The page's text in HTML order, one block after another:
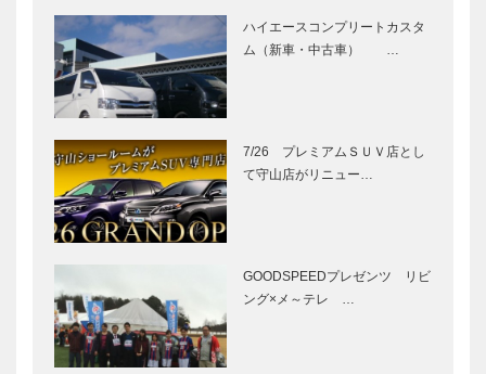
ハイエースコンプリートカスタ
ム（新車・中古車） …
7/26 プレミアムＳＵＶ店とし
て守山店がリニュー…
GOODSPEEDプレゼンツ リビ
ング×メ～テレ …